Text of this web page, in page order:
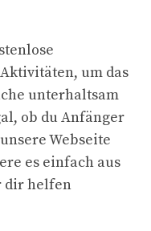
um das
unterhaltsam
ob du Anfänger
Webseite
es einfach aus
dir helfen